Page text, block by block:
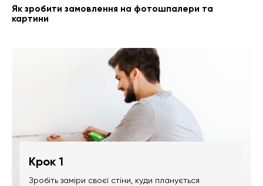
Як зробити замовлення на фотошпалери та
картини
Крок 1
Зробіть заміри своєї стіни, куди планується